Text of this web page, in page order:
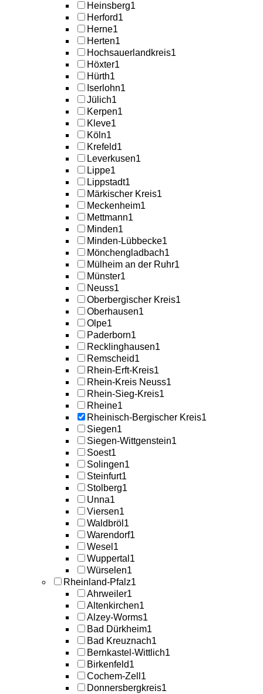
Heinsberg1
Herford1
Herne1
Herten1
Hochsauerlandkreis1
Höxter1
Hürth1
Iserlohn1
Jülich1
Kerpen1
Kleve1
Köln1
Krefeld1
Leverkusen1
Lippe1
Lippstadt1
Märkischer Kreis1
Meckenheim1
Mettmann1
Minden1
Minden-Lübbecke1
Mönchengladbach1
Mülheim an der Ruhr1
Münster1
Neuss1
Oberbergischer Kreis1
Oberhausen1
Olpe1
Paderborn1
Recklinghausen1
Remscheid1
Rhein-Erft-Kreis1
Rhein-Kreis Neuss1
Rhein-Sieg-Kreis1
Rheine1
Rheinisch-Bergischer Kreis1
Siegen1
Siegen-Wittgenstein1
Soest1
Solingen1
Steinfurt1
Stolberg1
Unna1
Viersen1
Waldbröl 1
Warendorf1
Wesel 1
Wuppertal 1
Würselen1
Rheinland-Pfalz1
Ahrweiler1
Altenkirchen1
Alzey-Worms1
Bad Dürkheim1
Bad Kreuznach1
Bernkastel-Wittlich1
Birkenfeld1
Cochem-Zell 1
Donnersbergkreis1